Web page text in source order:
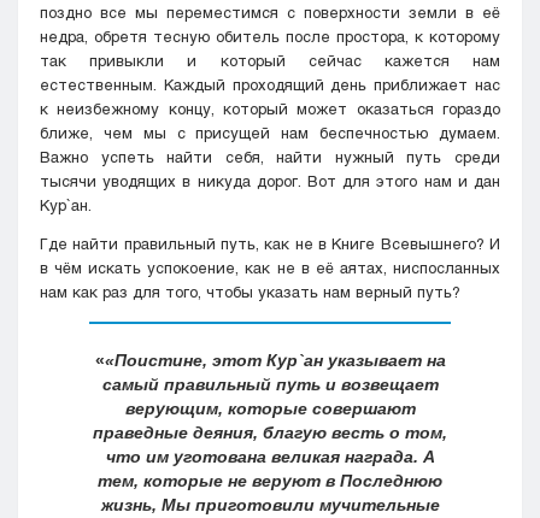
поздно все мы переместимся с поверхности земли в её
недра, обретя тесную обитель после простора, к которому
так привыкли и который сейчас кажется нам
естественным. Каждый проходящий день приближает нас
к неизбежному концу, который может оказаться гораздо
ближе, чем мы с присущей нам беспечностью думаем.
Важно успеть найти себя, найти нужный путь среди
тысячи уводящих в никуда дорог. Вот для этого нам и дан
Кyр`ан.
Где найти правильный путь, как не в Книге Всевышнего? И
в чём искать успокоение, как не в её аятах, ниспосланных
нам как раз для того, чтобы указать нам верный путь?
«Поистине, этот Кyр`ан указывает на
самый правильный путь и возвещает
верующим, которые совершают
праведные деяния, благую весть о том,
что им уготована великая награда. А
тем, которые не веруют в Последнюю
жизнь, Мы приготовили мучительные